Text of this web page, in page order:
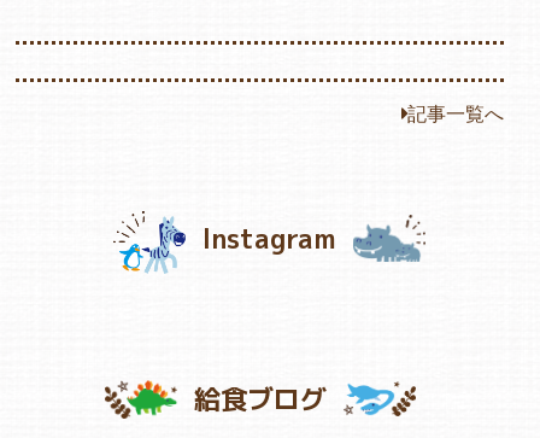
記事一覧へ
Instagram
給食ブログ